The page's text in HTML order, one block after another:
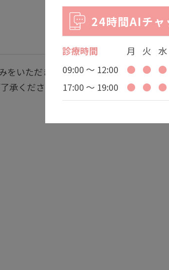
24時間AIチャ
診療時間 月 火 水
09:00 ～ 12:00
● ● ●
17:00 ～ 19:00
● ● ●
をいただきます。
承くださいますようお願い申し上げます